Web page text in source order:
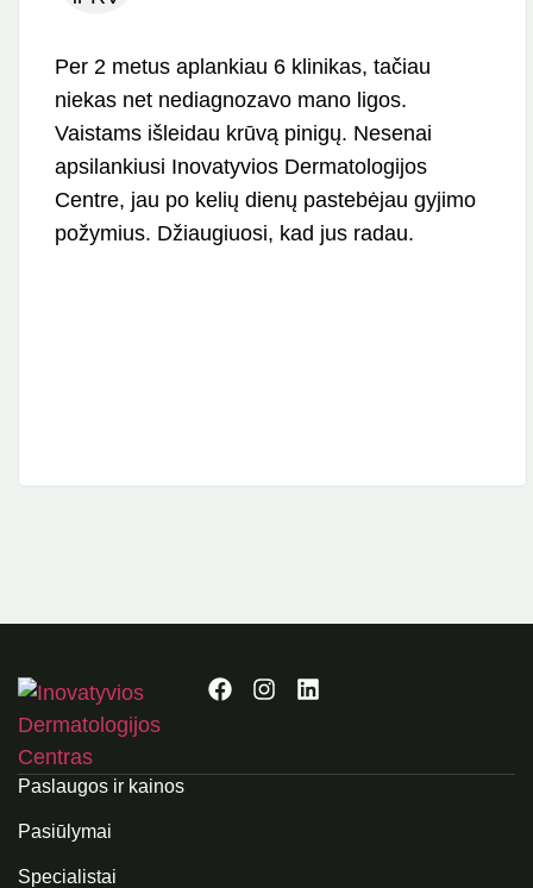
Per 2 metus aplankiau 6 klinikas, tačiau
niekas net nediagnozavo mano ligos.
Vaistams išleidau krūvą pinigų. Nesenai
apsilankiusi Inovatyvios Dermatologijos
Centre, jau po kelių dienų pastebėjau gyjimo
požymius. Džiaugiuosi, kad jus radau.
Paslaugos ir kainos
Pasiūlymai
Specialistai